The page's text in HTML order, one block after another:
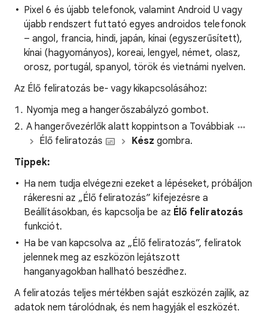
Pixel 6 és újabb telefonok, valamint Android U vagy
újabb rendszert futtató egyes androidos telefonok
– angol, francia, hindi, japán, kínai (egyszerűsített),
kínai (hagyományos), koreai, lengyel, német, olasz,
orosz, portugál, spanyol, török és vietnámi nyelven.
Az Élő feliratozás be- vagy kikapcsolásához:
Nyomja meg a hangerőszabályzó gombot.
A hangerővezérlők alatt koppintson a Továbbiak
Élő feliratozás
Kész gombra.
Tippek:
Ha nem tudja elvégezni ezeket a lépéseket, próbáljon
rákeresni az „Élő feliratozás” kifejezésre a
Beállításokban, és kapcsolja be az Élő feliratozás
funkciót.
Ha be van kapcsolva az „Élő feliratozás”, feliratok
jelennek meg az eszközön lejátszott
hanganyagokban hallható beszédhez.
A feliratozás teljes mértékben saját eszközén zajlik, az
adatok nem tárolódnak, és nem hagyják el eszközét.